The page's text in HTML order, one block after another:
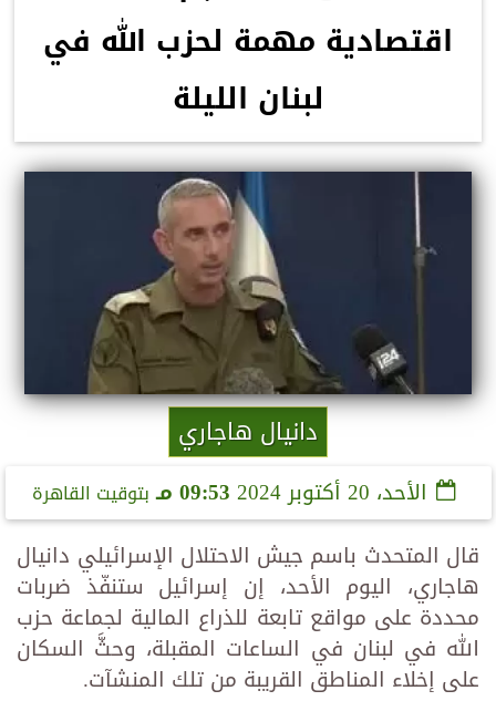
اقتصادية مهمة لحزب الله في
لبنان الليلة
دانيال هاجاري
الأحد، 20 أكتوبر 2024 09:53 مـ بتوقيت القاهرة
قال المتحدث باسم جيش الاحتلال الإسرائيلي دانيال
هاجاري، اليوم الأحد، إن إسرائيل ستنفّذ ضربات
محددة على مواقع تابعة للذراع المالية لجماعة حزب
الله في لبنان في الساعات المقبلة، وحثَّ السكان
على إخلاء المناطق القريبة من تلك المنشآت.